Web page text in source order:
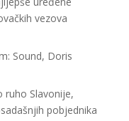
vezova
Sound, Doris
ruho Slavonije,
pobjednika